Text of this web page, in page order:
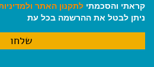
קראתי והסכמתי לתקנון האתר
ניתן לבטל את ההרשמה בכל עת